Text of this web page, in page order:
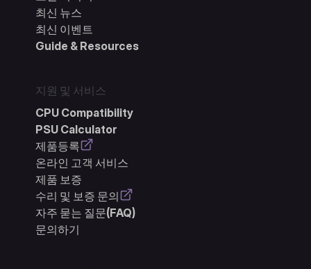
최신 뉴스
최신 이벤트
Guide & Resources
지원 및 서비스
CPU Compatibility
PSU Calculator
제품등록
온라인 고객 서비스
제품 보증
수리 및 보증 문의
자주 묻는 질문(FAQ)
문의하기